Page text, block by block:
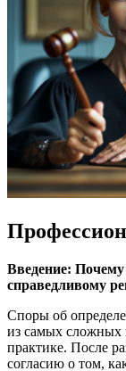
Введение:
справедливому
Споры об
из самых сложных
практике. После
согласию о том,